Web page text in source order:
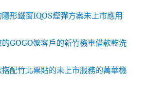
形鐵窗IQOS煙彈方案未上市應用
GOGO嬤客戶的新竹機車借款乾洗
配竹北票貼的未上市服務的萬華機